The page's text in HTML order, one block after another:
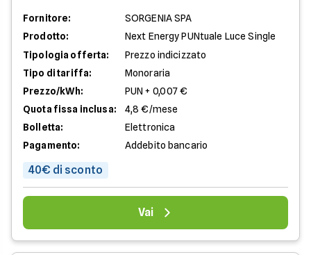
Fornitore:
SORGENIA SPA
Prodotto:
Next Energy PUNtuale Luce Single
Tipologia offerta:
Prezzo indicizzato
Tipo di tariffa:
Monoraria
Prezzo/kWh:
PUN + 0,007 €
Quota fissa inclusa:
4,8 €/mese
Bolletta:
Elettronica
Pagamento:
Addebito bancario
40€ di sconto
Vai